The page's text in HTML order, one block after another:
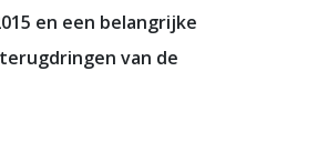
en een belangrijke
van de